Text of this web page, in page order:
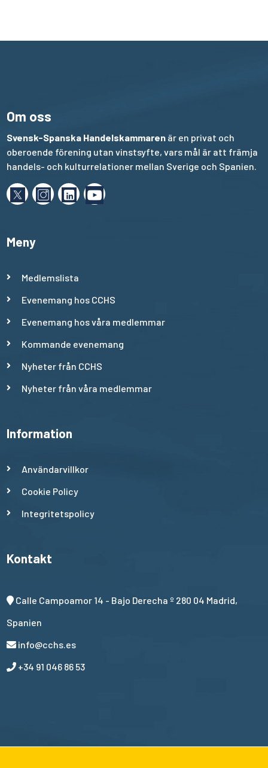
Om oss
Svensk-Spanska Handelskammaren är en privat och
oberoende förening utan vinstsyfte, vars mål är att främja
handels- och kulturrelationer mellan Sverige och Spanien.
Meny
Medlemslista
Evenemang hos CCHS
Evenemang hos våra medlemmar
Kommande evenemang
Nyheter från CCHS
Nyheter från våra medlemmar
Information
Användarvillkor
Cookie Policy
Integritetspolicy
Kontakt
Calle Campoamor 14 - Bajo Derecha º 280 04 Madrid,
Spanien
info@cchs.es
+34 91 046 86 53